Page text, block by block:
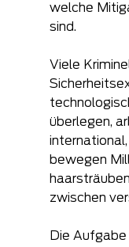
welche
sind.
Viele
überlegen,
bewegen
zwischen
Die Aufgabe